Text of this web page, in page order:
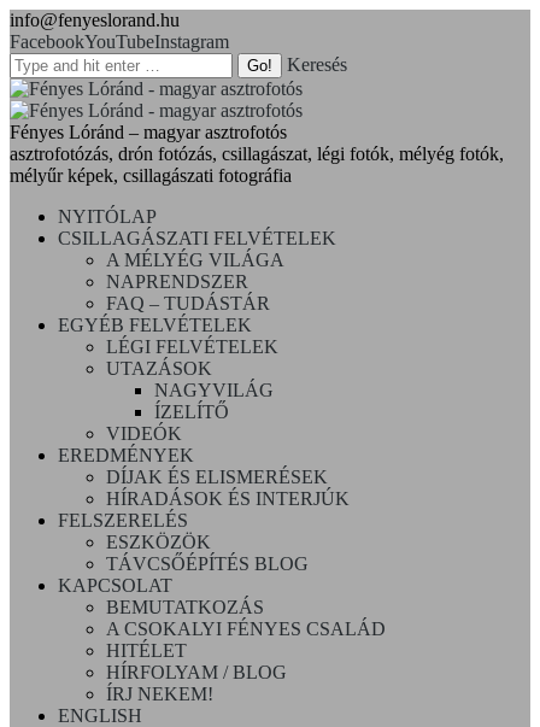
info@fenyeslorand.hu
FacebookYouTubeInstagram
Keresés
Fényes Lóránd – magyar asztrofotós
asztrofotózás, drón fotózás, csillagászat, légi fotók, mélyég fotók,
mélyűr képek, csillagászati fotográfia
NYITÓLAP
CSILLAGÁSZATI FELVÉTELEK
A MÉLYÉG VILÁGA
NAPRENDSZER
FAQ – TUDÁSTÁR
EGYÉB FELVÉTELEK
LÉGI FELVÉTELEK
UTAZÁSOK
NAGYVILÁG
ÍZELÍTŐ
VIDEÓK
EREDMÉNYEK
DÍJAK ÉS ELISMERÉSEK
HÍRADÁSOK ÉS INTERJÚK
FELSZERELÉS
ESZKÖZÖK
TÁVCSŐÉPÍTÉS BLOG
KAPCSOLAT
BEMUTATKOZÁS
A CSOKALYI FÉNYES CSALÁD
HITÉLET
HÍRFOLYAM / BLOG
ÍRJ NEKEM!
ENGLISH